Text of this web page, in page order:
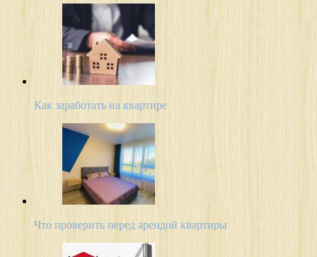
Как заработать на квартире
Что проверить перед арендой квартиры